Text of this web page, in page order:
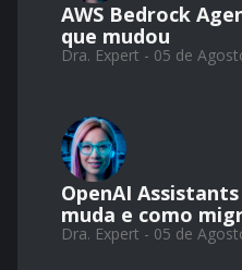
AWS Bedrock
que mudou
Dra. Expert - 05 de
OpenAI
muda e como
Dra. Expert - 05 de